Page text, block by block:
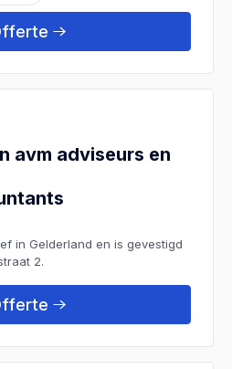
avm adviseurs en
in Gelderland en is gevestigd
2.